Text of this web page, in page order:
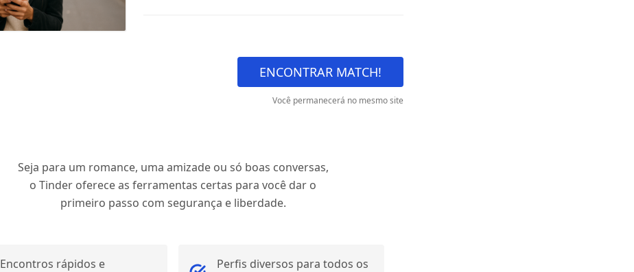
ENCONTRAR MATCH!
Você permanecerá no mesmo site
Seja para um romance, uma amizade ou só boas conversas,
o Tinder oferece as ferramentas certas para você dar o
primeiro passo com segurança e liberdade.
Encontros rápidos e
Perfis diversos para todos os